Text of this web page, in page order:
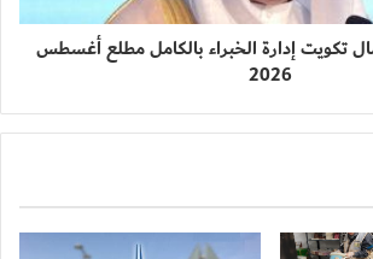
تكويت إدارة الخبراء بالكامل مطلع أغسطس
2026